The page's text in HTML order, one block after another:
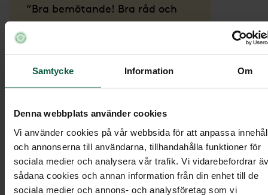
Samtycke Information Om
Denna webbplats använder cookies
Vi använder cookies på vår webbsida för att anpassa
och annonserna till användarna, tillhandahålla funktioner för
sociala medier och analysera vår trafik. Vi vidarebefordrar
sådana cookies och annan information från din enhet till de
sociala medier och annons- och analysföretag som vi
”Bra bemötande! Bra råd och
hjälp med planering inför
begravningen! Lugn och fridfull
miljö! Begravningsakten blev
precis som vi tänkt oss! Ett ljust
och fint minne av vår far! Ett
stort TACK till Er! ”
Tommy,Gävle
”Ni är helt underbart, jag